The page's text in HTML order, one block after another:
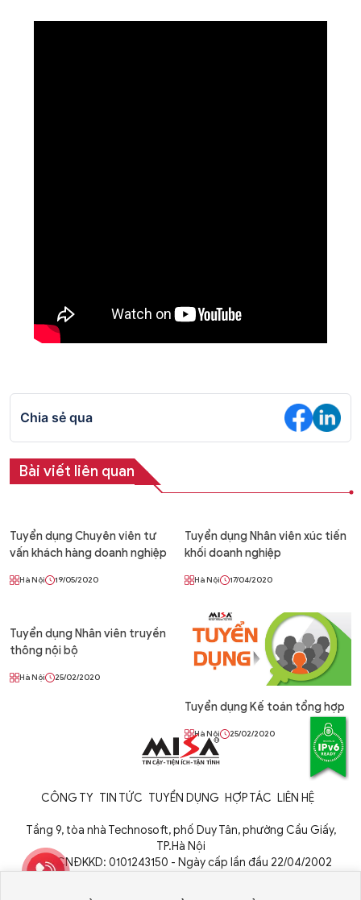
Chia sẻ qua
Bài viết liên quan
Tuyển dụng Chuyên viên tư
vấn khách hàng doanh nghiệp
Hà Nội 19/05/2020
Tuyển dụng Nhân viên xúc tiến
khối doanh nghiệp
Hà Nội 17/04/2020
Tuyển dụng Nhân viên truyền
thông nội bộ
Hà Nội 25/02/2020
Tuyển dụng Kế toán tổng hợp
Hà Nội 25/02/2020
CÔNG TY TIN TỨC TUYỂN DỤNG HỢP TÁC LIÊN HỆ
Tầng 9, tòa nhà Technosoft, phố Duy Tân, phường Cầu Giấy,
TP.Hà Nội
Giấy CNĐKKD: 0101243150 - Ngày cấp lần đầu 22/04/2002